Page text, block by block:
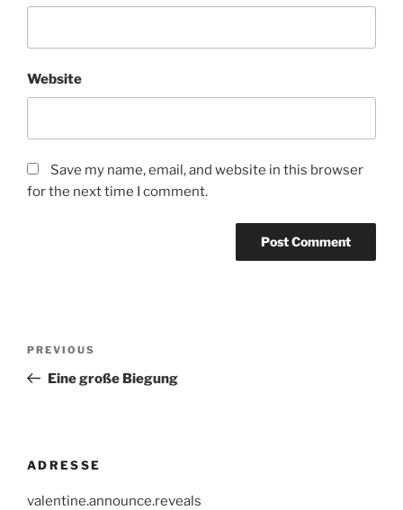
Website
Save my name, email, and website in this browser
for the next time I comment.
Previous
Post
PREVIOUS
Eine große Biegung
ADRESSE
valentine.announce.reveals